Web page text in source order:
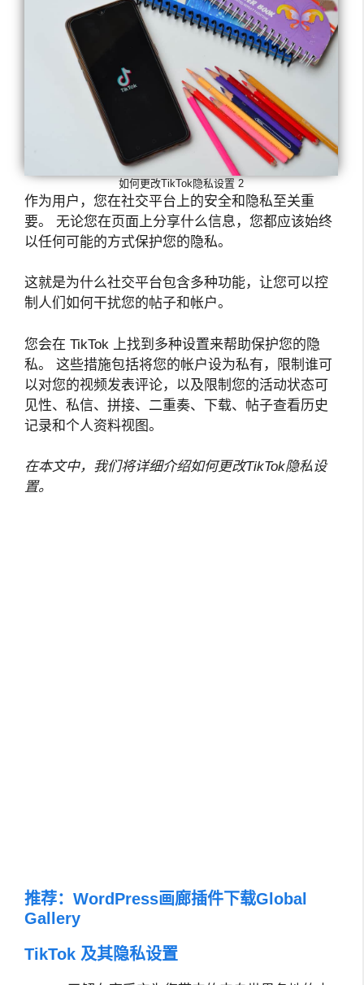
如何更改TikTok隐私设置 2
作为用户，您在社交平台上的安全和隐私至关重
要。 无论您在页面上分享什么信息，您都应该始终
以任何可能的方式保护您的隐私。
这就是为什么社交平台包含多种功能，让您可以控
制人们如何干扰您的帖子和帐户。
您会在 TikTok 上找到多种设置来帮助保护您的隐
私。 这些措施包括将您的帐户设为私有，限制谁可
以对您的视频发表评论，以及限制您的活动状态可
见性、私信、拼接、二重奏、下载、帖子查看历史
记录和个人资料视图。
在本文中，我们将详细介绍如何更改TikTok隐私设
置。
推荐： WordPress画廊插件下载Global
Gallery
TikTok 及其隐私设置